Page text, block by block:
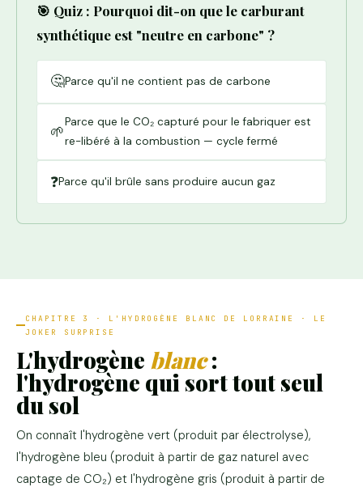
🎯 Quiz : Pourquoi dit-on que le carburant
synthétique est "neutre en carbone" ?
🤔Parce qu'il ne contient pas de carbone
🌱
Parce que le CO₂ capturé pour le fabriquer est
re-libéré à la combustion — cycle fermé
❓Parce qu'il brûle sans produire aucun gaz
CHAPITRE 3 · L'HYDROGÈNE BLANC DE LORRAINE · LE
JOKER SURPRISE
L'hydrogène blanc:
l'hydrogène qui sort tout seul
du sol
On connaît l'hydrogène vert (produit par électrolyse),
l'hydrogène bleu (produit à partir de gaz naturel avec
captage de CO₂) et l'hydrogène gris (produit à partir de